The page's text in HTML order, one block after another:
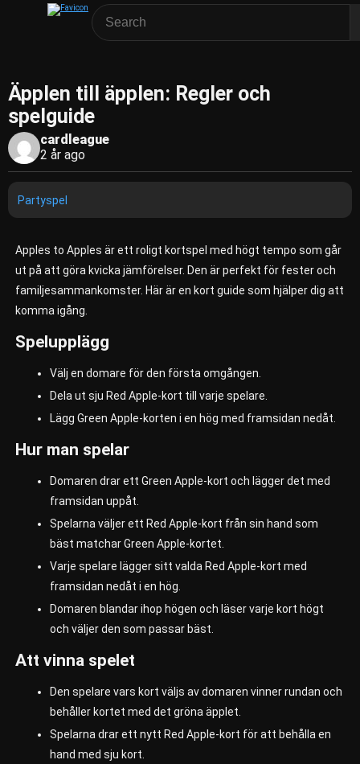
Äpplen till äpplen: Regler och
spelguide
cardleague
2 år ago
Partyspel
Apples to Apples är ett roligt kortspel med högt tempo som går
ut på att göra kvicka jämförelser. Den är perfekt för fester och
familjesammankomster. Här är en kort guide som hjälper dig att
komma igång.
Spelupplägg
Välj en domare för den första omgången.
Dela ut sju Red Apple-kort till varje spelare.
Lägg Green Apple-korten i en hög med framsidan nedåt.
Hur man spelar
Domaren drar ett Green Apple-kort och lägger det med
framsidan uppåt.
Spelarna väljer ett Red Apple-kort från sin hand som
bäst matchar Green Apple-kortet.
Varje spelare lägger sitt valda Red Apple-kort med
framsidan nedåt i en hög.
Domaren blandar ihop högen och läser varje kort högt
och väljer den som passar bäst.
Att vinna spelet
Den spelare vars kort väljs av domaren vinner rundan och
behåller kortet med det gröna äpplet.
Spelarna drar ett nytt Red Apple-kort för att behålla en
hand med sju kort.